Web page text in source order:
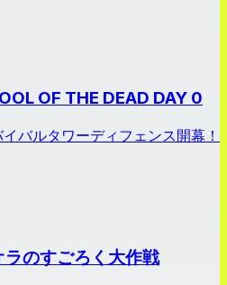
OF THE DEAD DAY 0
バルタワーディフェンス開幕！
のすごろく大作戦